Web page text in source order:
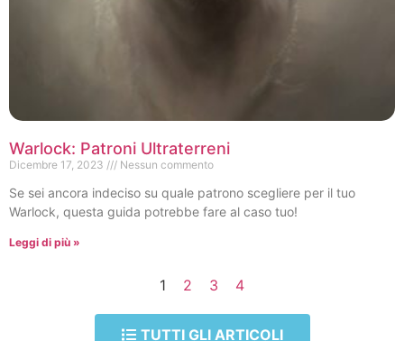
Warlock: Patroni Ultraterreni
Dicembre 17, 2023 Nessun commento
Se sei ancora indeciso su quale patrono scegliere per il tuo
Warlock, questa guida potrebbe fare al caso tuo!
Leggi di più »
1 2 3 4
TUTTI GLI ARTICOLI